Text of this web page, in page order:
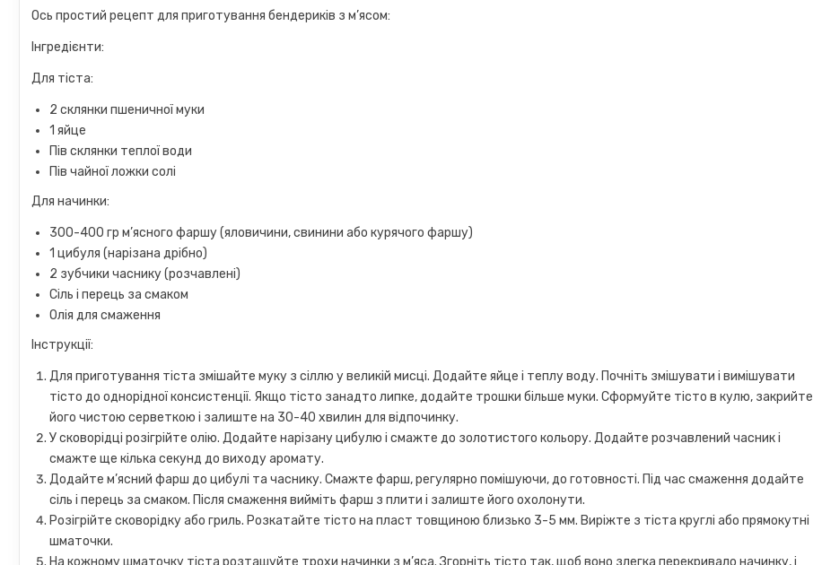
Ось простий рецепт для приготування бендериків з м’ясом:
Інгредієнти:
Для тіста:
2 склянки пшеничної муки
1 яйце
Пів склянки теплої води
Пів чайної ложки солі
Для начинки:
300-400 гр м’ясного фаршу (яловичини, свинини або курячого фаршу)
1 цибуля (нарізана дрібно)
2 зубчики часнику (розчавлені)
Сіль і перець за смаком
Олія для смаження
Інструкції:
Для приготування тіста змішайте муку з сіллю у великій мисці. Додайте яйце і теплу воду. Почніть змішувати і вимішувати
тісто до однорідної консистенції. Якщо тісто занадто липке, додайте трошки більше муки. Сформуйте тісто в кулю, закрийте
його чистою серветкою і залиште на 30-40 хвилин для відпочинку.
У сковорідці розігрійте олію. Додайте нарізану цибулю і смажте до золотистого кольору. Додайте розчавлений часник і
смажте ще кілька секунд до виходу аромату.
Додайте м’ясний фарш до цибулі та часнику. Смажте фарш, регулярно помішуючи, до готовності. Під час смаження додайте
сіль і перець за смаком. Після смаження вийміть фарш з плити і залиште його охолонути.
Розігрійте сковорідку або гриль. Розкатайте тісто на пласт товщиною близько 3-5 мм. Виріжте з тіста круглі або прямокутні
шматочки.
На кожному шматочку тіста розташуйте трохи начинки з м’яса. Згорніть тісто так, щоб воно злегка перекривало начинку, і